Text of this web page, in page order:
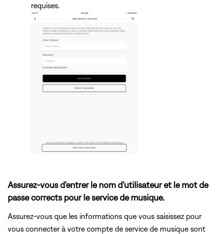
requises.
Assurez-vous d'entrer le nom d'utilisateur et le mot de
passe corrects pour le service de musique.
Assurez-vous que les informations que vous saisissez pour
vous connecter à votre compte de service de musique sont